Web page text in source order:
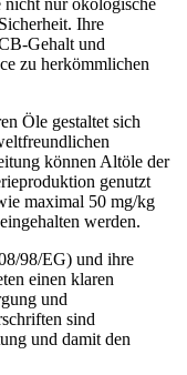
nicht nur ökologische
Ihre
Gehalt und
zu herkömmlichen
Öle gestaltet sich
können Altöle der
genutzt
maximal 50 mg/kg
werden.
98/EG) und ihre
einen klaren
und
sind
und damit den